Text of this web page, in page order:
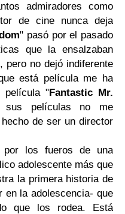
admiradores como
de cine nunca deja
" pasó por el pasado
que la ensalzaban
pero no dejó indiferente
está película me ha
película "Fantastic Mr.
sus películas no me
de ser un director
los fueros de una
adolescente más que
la primera historia de
en la adolescencia- que
que los rodea. Está